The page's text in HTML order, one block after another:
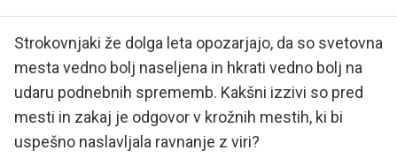
Strokovnjaki že dolga leta opozarjajo, da so svetovna
mesta vedno bolj naseljena in hkrati vedno bolj na
udaru podnebnih sprememb. Kakšni izzivi so pred
mesti in zakaj je odgovor v krožnih mestih, ki bi
uspešno naslavljala ravnanje z viri?